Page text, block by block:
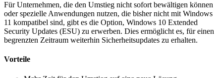
Für Unternehmen, die den Umstieg nicht sofort bewältigen können
oder spezielle Anwendungen nutzen, die bisher nicht mit Windows
11 kompatibel sind, gibt es die Option, Windows 10 Extended
Security Updates (ESU) zu erwerben. Dies ermöglicht es, für einen
begrenzten Zeitraum weiterhin Sicherheitsupdates zu erhalten.
Vorteile